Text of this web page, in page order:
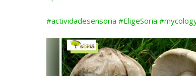
#actividadesensoria #EligeSoria